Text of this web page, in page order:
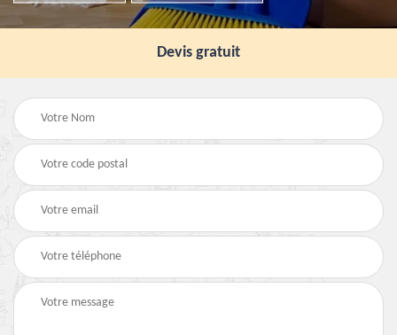
Devis gratuit